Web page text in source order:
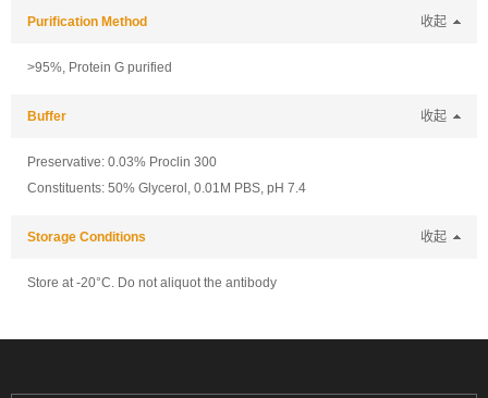
Purification Method 收起
>95%, Protein G purified
Buffer 收起
Preservative: 0.03% Proclin 300
Constituents: 50% Glycerol, 0.01M PBS, pH 7.4
Storage Conditions 收起
Store at -20°C. Do not aliquot the antibody